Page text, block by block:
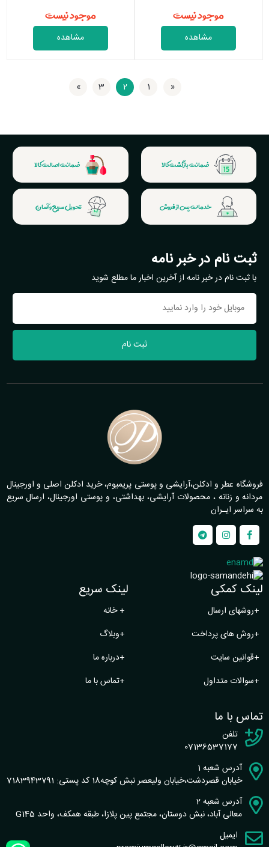
موجود نیست
مشاهده
موجود نیست
مشاهده
«اولین 1
2
3
»آخرین
ضمانت بازگشت کالا ضمانت اصالت کالا
خدمات پس از فروش تحویل سریع و آسان
ثبت نام در خبر نامه
با ثبت نام در خبر نامه از آخرین اخبار ما مطلع شوید
ثبت نام
فروشگاه عطر و ادکلن،آرایشی و پوستی پریمیوم، خرید ادکلن اصلی و اورجینال
مردانه و زنانه ، محصولات آرایشی، بهداشتی، و پوستی اورجینال، ارسال سریع
به سراسر ایـران
لینک کمکی
+روشهای ارسال
+روش های پرداخت
+قوانین سایت
+سوالات متداول
لینک سریع
+خانه
+وبلاگ
+درباره ما
+تماس با ما
تماس با ما
تلفن
07136537177
آدرس شعبه 1
خیابان قصردشت،خیابان ولیعصر نبش کوچه18 کد پستی: 7183943791
آدرس شعبه 2
معالی آباد، نبش دوستان، مجتمع پین پلازا، طبقه همکف، واحد G145
ایمیل